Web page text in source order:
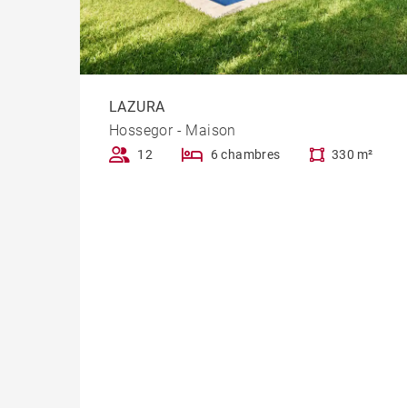
LAZURA
Hossegor - Maison
12 6 chambres 330 m²